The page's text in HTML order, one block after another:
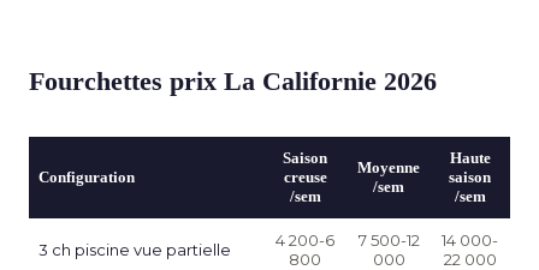
Fourchettes prix La Californie 2026
Configuration
Saison
creuse
/sem
Moyenne
/sem
Haute
saison
/sem
3 ch piscine vue partielle
4 200-6
800
7 500-12
000
14 000-
22 000